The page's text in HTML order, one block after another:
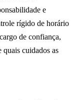
e
rígido de horário
de confiança,
cuidados as